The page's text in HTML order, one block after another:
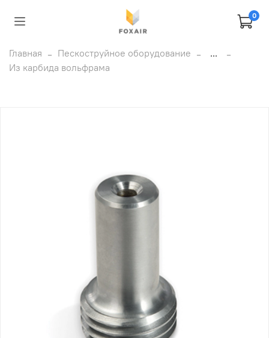
0
Главная Пескоструйное оборудование
...
Из карбида вольфрама